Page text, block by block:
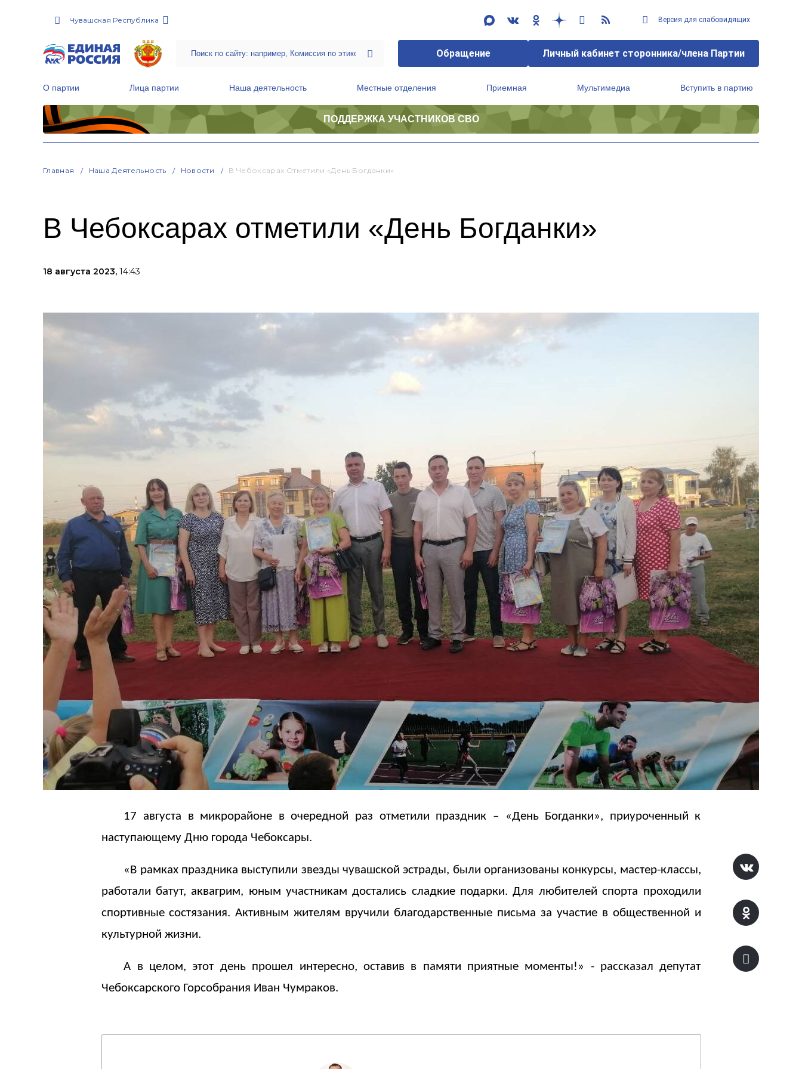
Чувашская Республика Версия для слабовидящих
Обращение Личный кабинет сторонника/члена Партии
О партии Лица партии Наша деятельность Местные отделения Приемная Мультимедиа Вступить в партию
ПОДДЕРЖКА УЧАСТНИКОВ СВО
Главная Наша Деятельность Новости В Чебоксарах Отметили «День Богданки»
В Чебоксарах отметили «День Богданки»
18 августа 2023, 14:43
17 августа в микрорайоне в очередной раз отметили праздник – «День Богданки», приуроченный к
наступающему Дню города Чебоксары.
«В рамках праздника выступили звезды чувашской эстрады, были организованы конкурсы, мастер-классы,
работали батут, аквагрим, юным участникам достались сладкие подарки. Для любителей спорта проходили
спортивные состязания. Активным жителям вручили благодарственные письма за участие в общественной и
культурной жизни.
А в целом, этот день прошел интересно, оставив в памяти приятные моменты!» - рассказал депутат
Чебоксарского Горсобрания Иван Чумраков.